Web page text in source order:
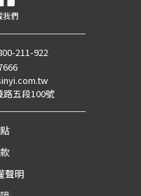
我們
211-922
路五段100號
聲明